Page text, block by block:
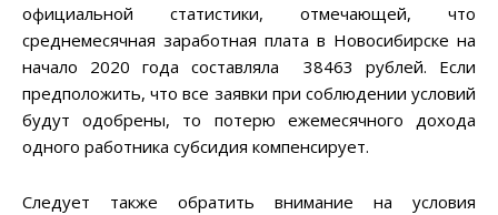
официальной статистики, отмечающей, что
среднемесячная заработная плата в Новосибирске на
начало 2020 года составляла 38463 рублей. Если
предположить, что все заявки при соблюдении условий
будут одобрены, то потерю ежемесячного дохода
одного работника субсидия компенсирует.
Следует также обратить внимание на условия